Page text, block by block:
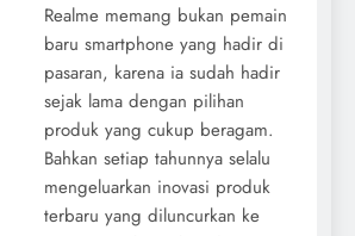
Realme memang bukan pemain
baru smartphone yang hadir di
pasaran, karena ia sudah hadir
sejak lama dengan pilihan
produk yang cukup beragam.
Bahkan setiap tahunnya selalu
mengeluarkan inovasi produk
terbaru yang diluncurkan ke